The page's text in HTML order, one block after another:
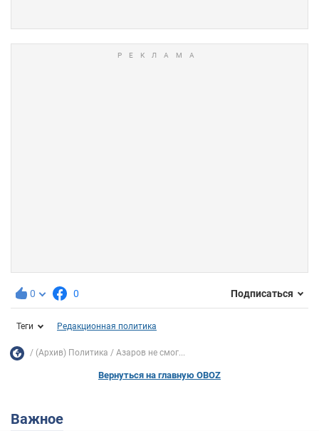
0 0 Подписаться
Теги Редакционная политика
(Архив) Политика Азаров не смог...
Вернуться на главную OBOZ
Важное